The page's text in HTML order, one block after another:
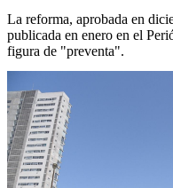
La reforma, aprobada en
publicada en enero en el
figura de "preventa".